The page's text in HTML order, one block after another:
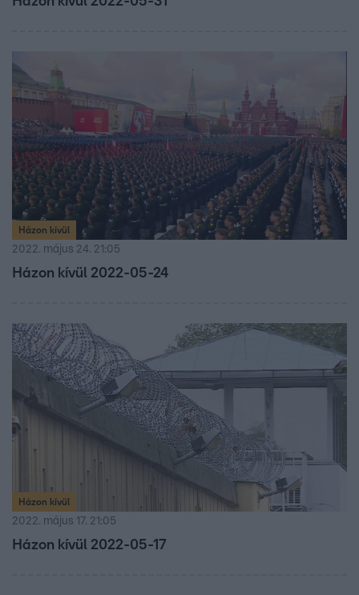
Házon kívül
2022. május 24. 21:05
Házon kívül 2022-05-24
Házon kívül
2022. május 17. 21:05
Házon kívül 2022-05-17